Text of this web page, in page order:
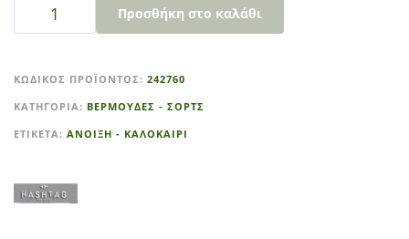
Προσθήκη στο καλάθι
t
e
r
ΚΩΔΙΚΌΣ ΠΡΟΪΌΝΤΟΣ: 242760
ΚΑΤΗΓΟΡΊΑ: ΒΕΡΜΟΥΔΕΣ - ΣΟΡΤΣ
ΕΤΙΚΈΤΑ: ΑΝΟΙΞΗ - ΚΑΛΟΚΑΙΡΙ